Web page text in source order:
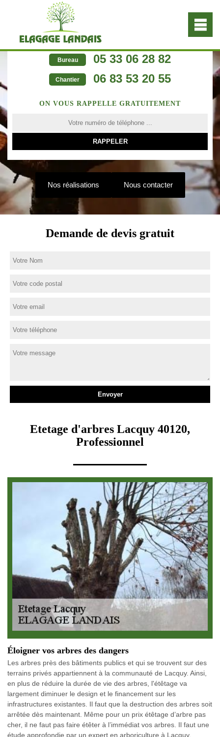
Bureau 05 33 06 28 82
Chantier 06 83 53 20 55
ON VOUS RAPPELLE GRATUITEMENT
Nos réalisations Nous contacter
Demande de devis gratuit
Etetage d'arbres Lacquy 40120,
Professionnel
Éloigner vos arbres des dangers
Les arbres près des bâtiments publics et qui se trouvent sur des
terrains privés appartiennent à la communauté de Lacquy. Ainsi,
en plus de réduire la durée de vie des arbres, l'étêtage va
largement diminuer le design et le financement sur les
infrastructures existantes. Il faut que la destruction des arbres soit
arrêtée dès maintenant. Même pour un prix étêtage d’arbre pas
cher, il ne faut pas faire étêter à l’immédiat vos arbres. Il faut une
étude approfondie par un expert en arboriculture à Lacquy.